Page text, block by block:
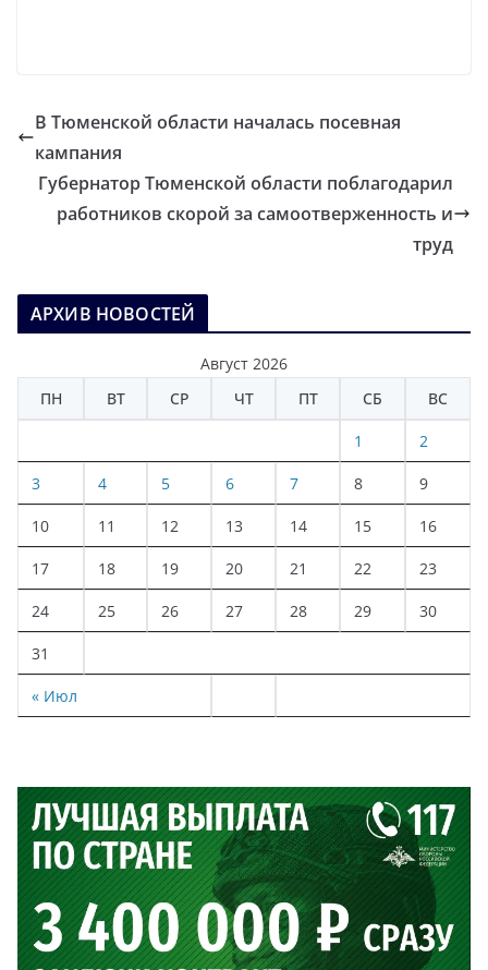
В Тюменской области началась посевная
кампания
Губернатор Тюменской области поблагодарил
работников скорой за самоотверженность и
труд
АРХИВ НОВОСТЕЙ
Август 2026
ПН
ВТ СР ЧТ ПТ СБ ВС
« Июл
1 2
3 4 5 6 7 8 9
10 11 12 13 14 15 16
17 18 19 20 21 22 23
24 25 26 27 28 29 30
31